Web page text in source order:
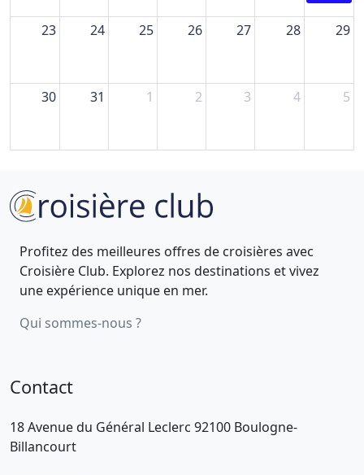
23 24 25 26 27 28 29
30 31 1 2 3 4 5
Profitez des meilleures offres de croisières avec
Croisière Club. Explorez nos destinations et vivez
une expérience unique en mer.
Qui sommes-nous ?
Contact
18 Avenue du Général Leclerc 92100 Boulogne-
Billancourt